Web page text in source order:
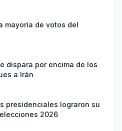
mayoría de votos del
dispara por encima de los
a Irán
presidenciales lograron su
2026